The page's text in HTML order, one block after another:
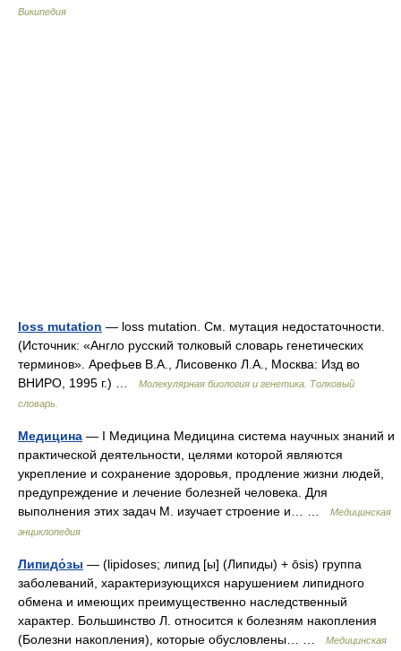
Википедия
loss mutation — loss mutation. См. мутация недостаточности.
(Источник: «Англо русский толковый словарь генетических
терминов». Арефьев В.А., Лисовенко Л.А., Москва: Изд во
ВНИРО, 1995 г.) …
Молекулярная биология и генетика. Толковый
словарь.
Медицина — I Медицина Медицина система научных знаний и
практической деятельности, целями которой являются
укрепление и сохранение здоровья, продление жизни людей,
предупреждение и лечение болезней человека. Для
выполнения этих задач М. изучает строение и… …
Медицинская
энциклопедия
Липидо́зы — (lipidoses; липид [ы] (Липиды) + ōsis) группа
заболеваний, характеризующихся нарушением липидного
обмена и имеющих преимущественно наследственный
характер. Большинство Л. относится к болезням накопления
(Болезни накопления), которые обусловлены… …
Медицинская